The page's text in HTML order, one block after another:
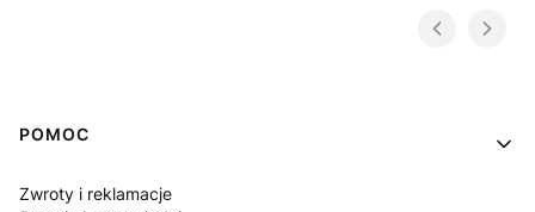
Linki w stopce
POMOC
Zwroty i reklamacje